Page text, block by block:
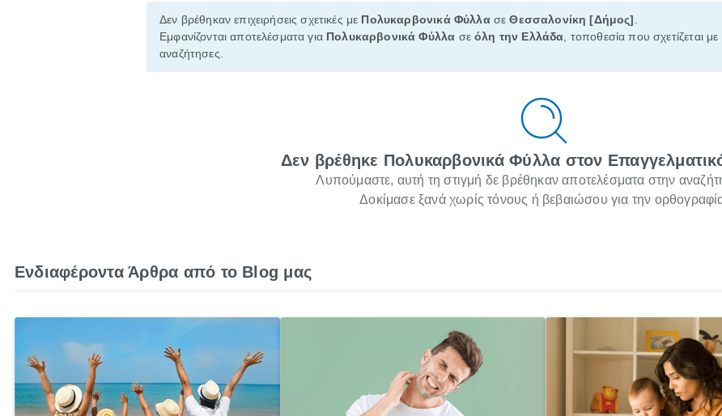
Δεν βρέθηκαν επιχειρήσεις σχετικές με Πολυκαρβονικά ΦύλλασεΘεσσαλονίκη [Δήμος]
Εμφανίζονται αποτελέσματα για Πολυκαρβονικά Φύλλα σεόλη την Ελλάδα , τοποθεσία που σχετίζεται
αναζήτησες.
Δεν βρέθηκε Πολυκαρβονικά Φύλλα στον
Λυπούμαστε, αυτή τη στιγμή δε βρέθηκαν αποτελέσματα στην
Δοκίμασε ξανά χωρίς τόνους ή βεβαιώσου για την
Ενδιαφέροντα Άρθρα από το Blog μας